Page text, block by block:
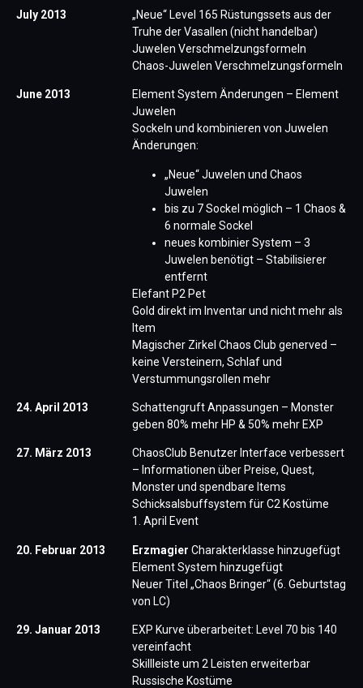
July 2013
„Neue“ Level 165 Rüstungssets aus der
Truhe der Vasallen (nicht handelbar)
Juwelen Verschmelzungsformeln
Chaos-Juwelen Verschmelzungsformeln
June 2013
Element System Änderungen – Element
Juwelen
Sockeln und kombinieren von Juwelen
Änderungen:
„Neue“ Juwelen und Chaos
Juwelen
bis zu 7 Sockel möglich – 1 Chaos &
6 normale Sockel
neues kombinier System – 3
Juwelen benötigt – Stabilisierer
entfernt
Elefant P2 Pet
Gold direkt im Inventar und nicht mehr als
Item
Magischer Zirkel Chaos Club generved –
keine Versteinern, Schlaf und
Verstummungsrollen mehr
24. April 2013
Schattengruft Anpassungen – Monster
geben 80% mehr HP & 50% mehr EXP
27. März 2013
ChaosClub Benutzer Interface verbessert
– Informationen über Preise, Quest,
Monster und spendbare Items
Schicksalsbuffsystem für C2 Kostüme
1. April Event
20. Februar 2013 Erzmagier Charakterklasse hinzugefügt
Element System hinzugefügt
Neuer Titel „Chaos Bringer“ (6. Geburtstag
von LC)
29. Januar 2013
EXP Kurve überarbeitet: Level 70 bis 140
vereinfacht
Skillleiste um 2 Leisten erweiterbar
Russische Kostüme